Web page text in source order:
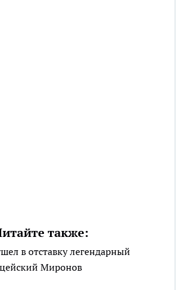
также:
в отставку легендарный
Миронов